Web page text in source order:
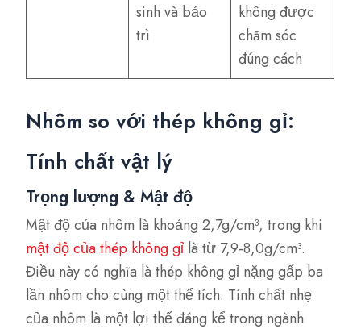
sinh và bảo
trì
không được
chăm sóc
đúng cách
Nhôm so với thép không gỉ:
Tính chất vật lý
Trọng lượng & Mật độ
Mật độ của nhôm là khoảng 2,7g/cm³, trong khi
mật độ của thép không gỉ là từ 7,9-8,0g/cm³.
Điều này có nghĩa là thép không gỉ nặng gấp ba
lần nhôm cho cùng một thể tích. Tính chất nhẹ
của nhôm là một lợi thế đáng kể trong ngành